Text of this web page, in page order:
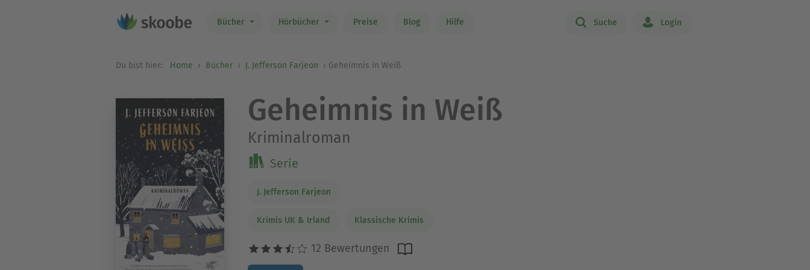
Bücher Hörbücher Preise Blog Hilfe Suche Login
Du bist hier: Home Bücher J. Jefferson Farjeon Geheimnis in Weiß
Geheimnis in Weiß
Kriminalroman
Serie
J. Jefferson Farjeon
Krimis UK & Irland Klassische Krimis
12 Bewertungen